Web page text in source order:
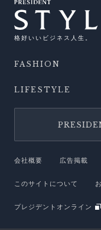
格好いいビジネス人生。
FASHION
LIFESTYLE
会社概要 広告掲載
このサイトについて
プレジデントオンライン